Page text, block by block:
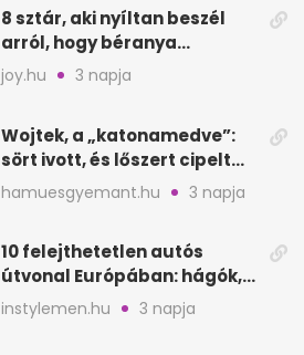
8 sztár, aki nyíltan beszél
arról, hogy béranya
segítette a családalapítást
joy.hu 3 napja
Wojtek, a „katonamedve”:
sört ivott, és lőszert cipelt
Monte Cassinónál
hamuesgyemant.hu 3 napja
10 felejthetetlen autós
útvonal Európában: hágók,
partok, fjordok
instylemen.hu 3 napja